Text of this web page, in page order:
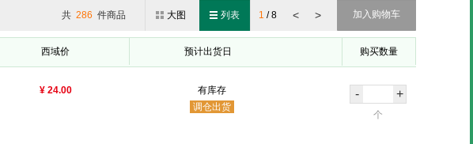
加入购物车
< >
1 / 8
大图 列表
共286 件商品
西域价 预计出货日 购买数量
¥ 24.00
有库存
调仓出货
- +
个